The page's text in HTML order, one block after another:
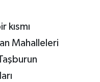
kısmı
Mahalleleri